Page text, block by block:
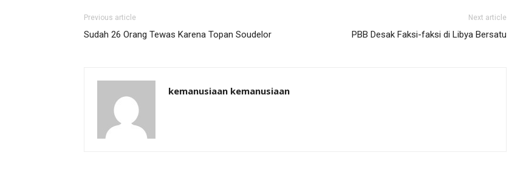
Previous article
Sudah 26 Orang Tewas Karena Topan Soudelor
Next article
PBB Desak Faksi-faksi di Libya Bersatu
kemanusiaan kemanusiaan